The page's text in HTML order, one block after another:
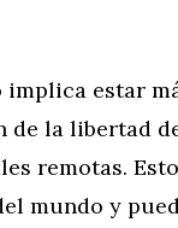
estar
de la libertad
remotas.
mundo y